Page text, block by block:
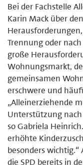
Bei der Fachstelle
Karin Mack über
Trennung oder
große
Wohnungsmarkt,
gemeinsamen
erschwere und
„Alleinerziehende
Unterstützung
so Gabriela
erhöhte
besonders
die SPD bereits in